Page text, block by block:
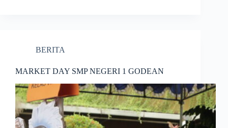
BERITA
MARKET DAY SMP NEGERI 1 GODEAN